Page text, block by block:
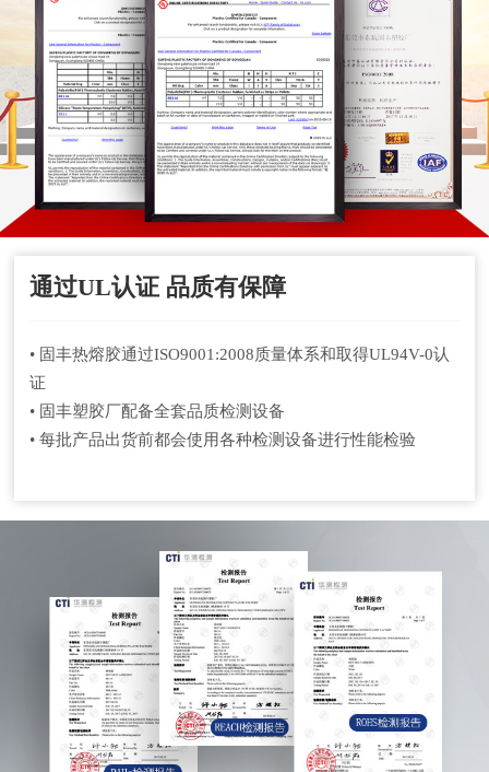
通过UL认证 品质有保障
• 固丰热熔胶通过ISO9001:2008质量体系和取得UL94V-0认
证
• 固丰塑胶厂配备全套品质检测设备
• 每批产品出货前都会使用各种检测设备进行性能检验